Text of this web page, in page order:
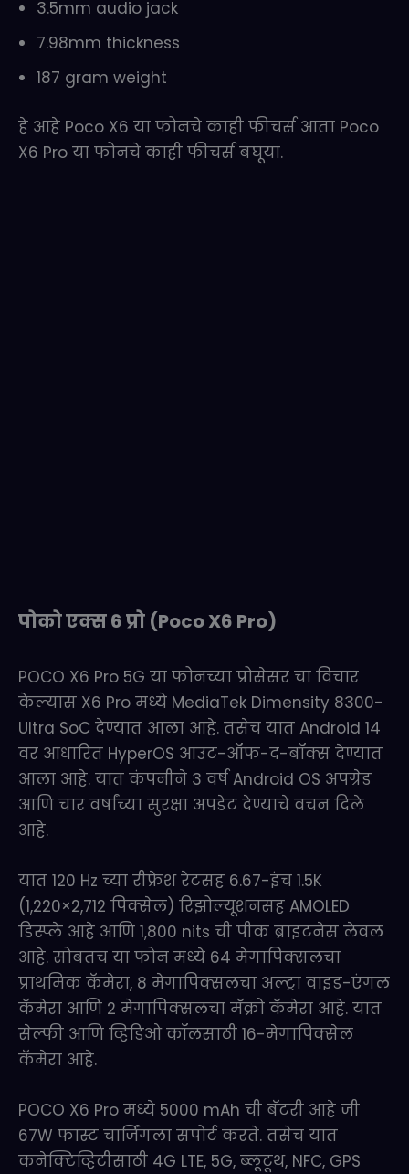
3.5mm audio jack
7.98mm thickness
187 gram weight
हे आहे Poco X6 या फोनचे काही फीचर्स आता Poco
X6 Pro या फोनचे काही फीचर्स बघूया.
पोको एक्स 6 प्रो (Poco X6 Pro)
POCO X6 Pro 5G या फोनच्या प्रोसेसर चा विचार
केल्यास X6 Pro मध्ये MediaTek Dimensity 8300-
Ultra SoC देण्यात आला आहे. तसेच यात Android 14
वर आधारित HyperOS आउट-ऑफ-द-बॉक्स देण्यात
आला आहे. यात कंपनीने 3 वर्ष Android OS अपग्रेड
आणि चार वर्षांच्या सुरक्षा अपडेट देण्याचे वचन दिले
आहे.
यात 120 Hz च्या रीफ्रेश रेटसह 6.67-इंच 1.5K
(1,220×2,712 पिक्सेल) रिझोल्यूशनसह AMOLED
डिस्प्ले आहे आणि 1,800 nits ची पीक ब्राइटनेस लेवल
आहे. सोबतच या फोन मध्ये 64 मेगापिक्सलचा
प्राथमिक कॅमेरा, 8 मेगापिक्सलचा अल्ट्रा वाइड-एंगल
कॅमेरा आणि 2 मेगापिक्सलचा मॅक्रो कॅमेरा आहे. यात
सेल्फी आणि व्हिडिओ कॉलसाठी 16-मेगापिक्सेल
कॅमेरा आहे.
POCO X6 Pro मध्ये 5000 mAh ची बॅटरी आहे जी
67W फास्ट चार्जिंगला सपोर्ट करते. तसेच यात
कनेक्टिव्हिटीसाठी 4G LTE, 5G, ब्लूटूथ, NFC, GPS